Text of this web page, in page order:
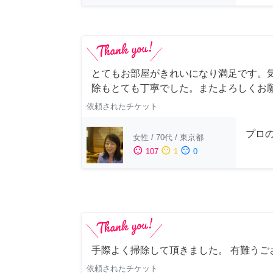
とてもお部屋がきれいになり満足です。
除もとても丁寧でした。またよろしくお
依頼されたチケット
女性 / 70代 / 東京都
sentiment_satisfied 107 sentiment_neutral 1 sentiment_dissatisfied 0
プロ
手際よく掃除して頂きました。 有難うご
依頼されたチケット